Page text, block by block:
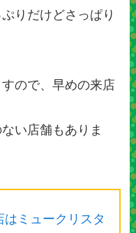
りだけどさっぱり
ので、早めの来店
い店舗もありま
はミュークリスタ